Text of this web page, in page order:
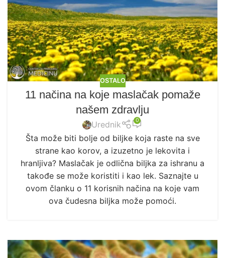
OSTALO
11 načina na koje maslačak pomaže
našem zdravlju
Urednik 0
Šta može biti bolje od biljke koja raste na sve
strane kao korov, a izuzetno je lekovita i
hranljiva? Maslačak je odlična biljka za ishranu a
takođe se može koristiti i kao lek. Saznajte u
ovom članku o 11 korisnih načina na koje vam
ova čudesna biljka može pomoći.